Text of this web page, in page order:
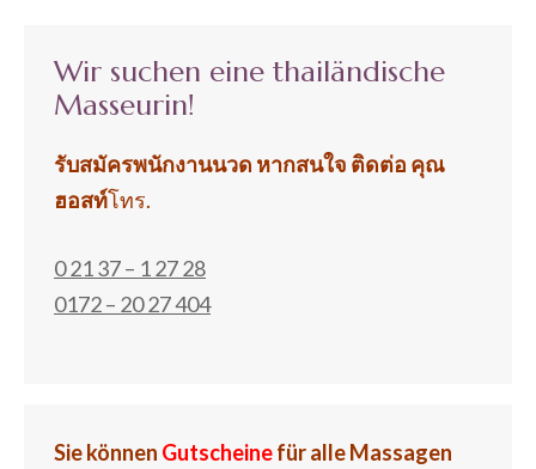
Wir suchen eine thailändische
Masseurin!
รับสมัครพนักงานนวด หากสนใจ ติดต่อ คุณ
ฮอสท์โทร.
0 21 37 – 1 27 28
0172 – 20 27 404
Sie können Gutscheinefür alle Massagen